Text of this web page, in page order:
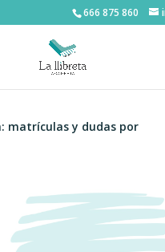
666 875 860
y dudas por
🎓